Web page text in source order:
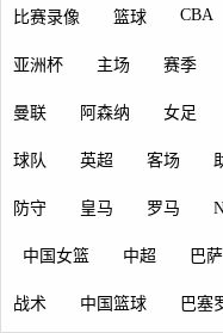
比赛录像 篮球 CBA
亚洲杯 主场 赛季
曼联 阿森纳 女足
球队 英超 客场
防守 皇马 罗马
中国女篮 中超 巴萨
战术 中国篮球 巴塞